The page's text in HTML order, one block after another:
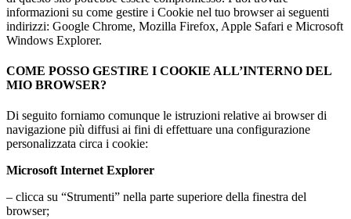
informazioni su come gestire i Cookie nel tuo browser ai seguenti
indirizzi: Google Chrome, Mozilla Firefox, Apple Safari e Microsoft
Windows Explorer.
COME POSSO GESTIRE I COOKIE ALL’INTERNO DEL
MIO BROWSER?
Di seguito forniamo comunque le istruzioni relative ai browser di
navigazione più diffusi ai fini di effettuare una configurazione
personalizzata circa i cookie:
Microsoft Internet Explorer
– clicca su “Strumenti” nella parte superiore della finestra del
browser;